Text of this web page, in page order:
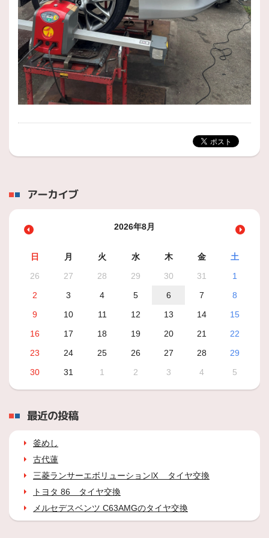
アーカイブ
2026年8月
日 月 火 水 木 金
土
26
27 28 29 30 31
1
2
3 4 5 6 7
8
9
10 11 12 13 14
15
16
17 18 19 20 21
22
23
24 25 26 27 28
29
30
31 1 2 3 4 5
最近の投稿
釜めし
古代蓮
三菱ランサーエボリューションⅨ タイヤ交換
トヨタ 86 タイヤ交換
メルセデスベンツ C63AMGのタイヤ交換